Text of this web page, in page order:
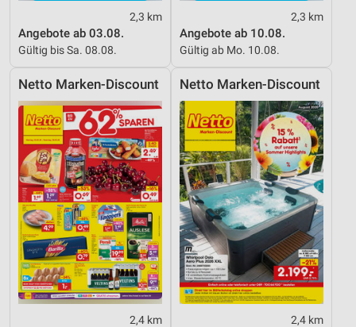
2,3 km
Angebote ab 03.08.
Gültig bis Sa. 08.08.
2,3 km
Angebote ab 10.08.
Gültig ab Mo. 10.08.
Netto Marken-Discount
2,4 km
Netto Marken-Discount
2,4 km